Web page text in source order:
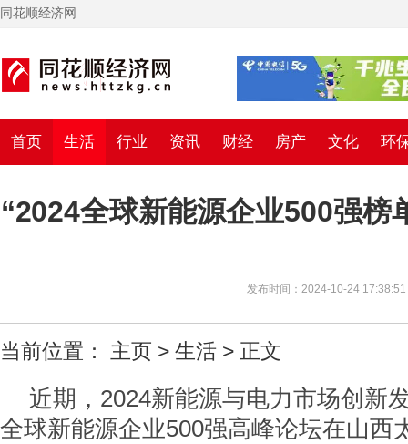
同花顺经济网
首页 生活 行业 资讯 财经 房产 文化 环
“2024全球新能源企业500强
发布时间：2024-10-24 17:38:51
当前位置： 主页 > 生活 > 正文
近期，2024新能源与电力市场创新
全球新能源企业500强高峰论坛在山西